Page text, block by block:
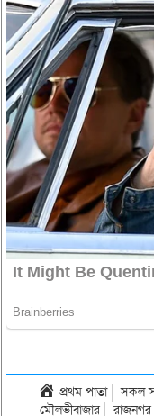
প্রথম পাতা সকল
মৌলভীবাজার
রাজনগর